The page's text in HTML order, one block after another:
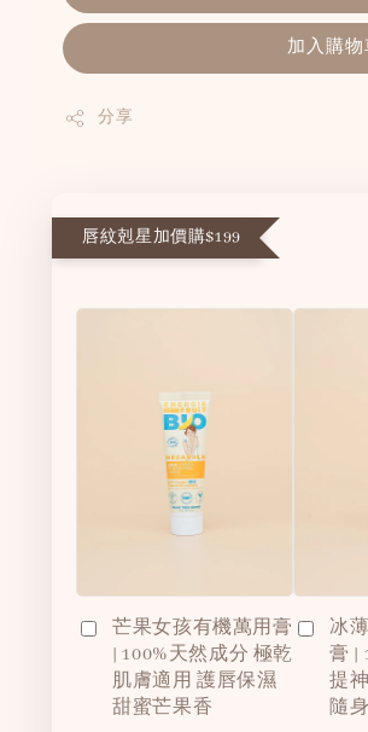
加入購物
分享
唇紋剋星加價購$199
芒果女孩有機萬用膏
| 100%天然成分 極乾
肌膚適用 護唇保濕
甜蜜芒果香
冰
膏 |
提
隨